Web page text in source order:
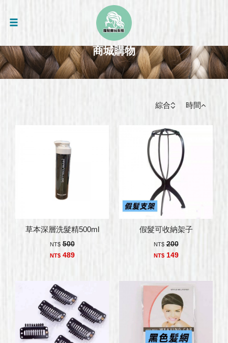
商城購物
綜合 時間
草本深層洗髮精500ml
NT$ 500
NT$489
假髮可收納架子
NT$ 200
NT$149